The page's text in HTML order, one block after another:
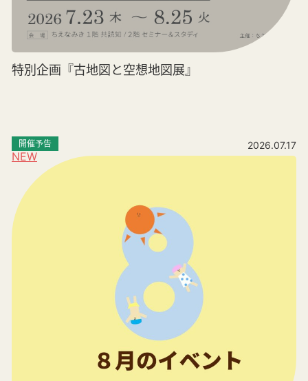
特別企画『古地図と空想地図展』
NEW
開催予告 2026.07.17